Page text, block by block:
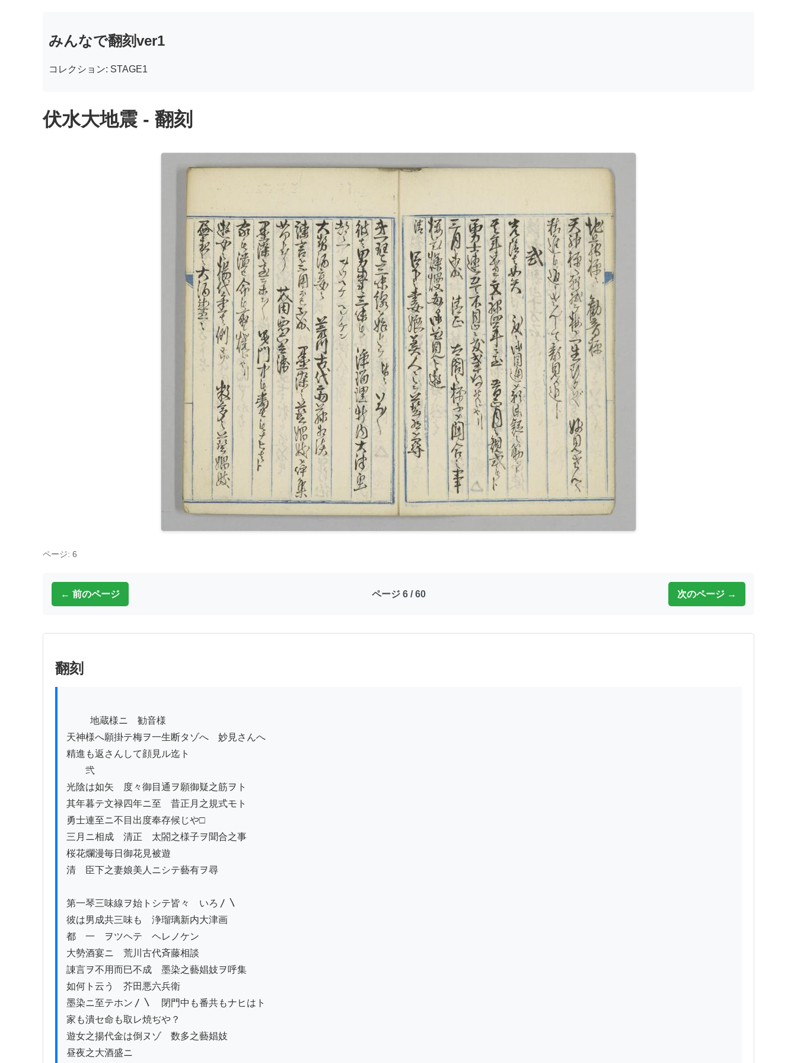
みんなで翻刻ver1
コレクション: STAGE1
伏水大地震 - 翻刻
ページ: 6
← 前のページ ページ 6 / 60 次のページ →
翻刻
天神様へ願掛テ梅ヲ一生断タゾへ　妙見さんへ
精進も返さんして顔見ル迄ト
弐
光陰は如矢　度々御目通ヲ願御疑之筋ヲト
其年暮テ文禄四年ニ至　昔正月之規式モト
勇士連至ニ不目出度奉存候じや□
三月ニ相成　清正　太閤之様子ヲ聞合之事
桜花爛漫毎日御花見被遊
清　臣下之妻娘美人ニシテ藝有ヲ尋
第一琴三味線ヲ始トシテ皆々　いろ〳〵
彼は男成共三味も　浄瑠璃新内大津画
都ゝ一　ヲツヘテ　ヘレノケン
大勢酒宴ニ　荒川古代斉藤相談
諌言ヲ不用而巳不成　墨染之藝娼妓ヲ呼集
如何ト云う　芥田悪六兵衛
墨染ニ至テホン〳〵　閉門中も番共もナヒはト
家も潰セ命も取レ焼ぢや？
遊女之揚代金は倒ヌゾ　数多之藝娼妓
昼夜之大酒盛ニ